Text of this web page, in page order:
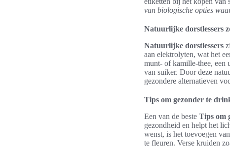
van biologische opties
Natuurlijke dorstlessers
Natuurlijke dorstlessers
aan elektrolyten, wat het
munt- of kamille-thee, een
van suiker. Door deze
gezondere alternatieven
Tips om gezonder te
Een van de beste Tips om
gezondheid en helpt het
wenst, is het toevoegen
te fleuren. Verse kruiden